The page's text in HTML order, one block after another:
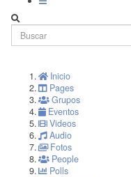
Inicio
Pages
Grupos
Eventos
Videos
Audio
Fotos
People
Polls